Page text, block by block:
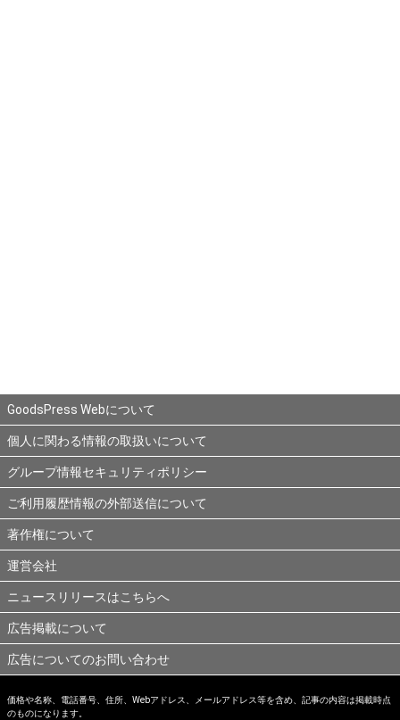
GoodsPress Webについて
個人に関わる情報の取扱いについて
グループ情報セキュリティポリシー
ご利用履歴情報の外部送信について
著作権について
運営会社
ニュースリリースはこちらへ
広告掲載について
広告についてのお問い合わせ
価格や名称、電話番号、住所、Webアドレス、メールアドレス等を含め、記事の内容は掲載時点
のものになります。